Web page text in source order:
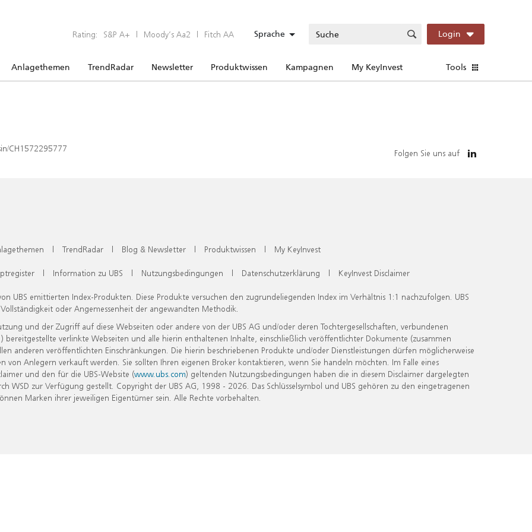
Rating: S&P A+ | Moody’s Aa2 | Fitch AA Sprache Login
Anlagethemen TrendRadar Newsletter Produktwissen Kampagnen My KeyInvest Tools
CH1572295777 Folgen Sie uns auf
| TrendRadar | Blog & Newsletter | Produktwissen | My KeyInvest
| Information zu UBS | Nutzungsbedingungen | Datenschutzerklärung | KeyInvest Disclaimer
UBS emittierten Index-Produkten. Diese Produkte versuchen den zugrundeliegenden Index im Verhältnis 1:1 nachzufolgen. UBS
oder Angemessenheit der angewandten Methodik.
und der Zugriff auf diese Webseiten oder andere von der UBS AG und/oder deren Tochtergesellschaften, verbundenen
verlinkte Webseiten und alle hierin enthaltenen Inhalte, einschließlich veröffentlichter Dokumente (zusammen
anderen veröffentlichten Einschränkungen. Die hierin beschriebenen Produkte und/oder Dienstleistungen dürfen möglicherweise
Anlegern verkauft werden. Sie sollten Ihren eigenen Broker kontaktieren, wenn Sie handeln möchten. Im Falle eines
und den für die UBS-Website (www.ubs.com) geltenden Nutzungsbedingungen haben die in diesem Disclaimer dargelegten
zur Verfügung gestellt. Copyright der UBS AG, 1998 - 2026. Das Schlüsselsymbol und UBS gehören zu den eingetragenen
Marken ihrer jeweiligen Eigentümer sein. Alle Rechte vorbehalten.